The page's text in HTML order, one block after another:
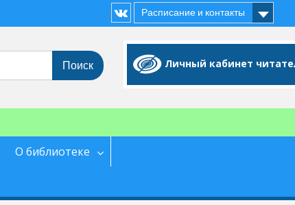
Расписание и контакты
Vk
Личный кабинет
О библиотеке